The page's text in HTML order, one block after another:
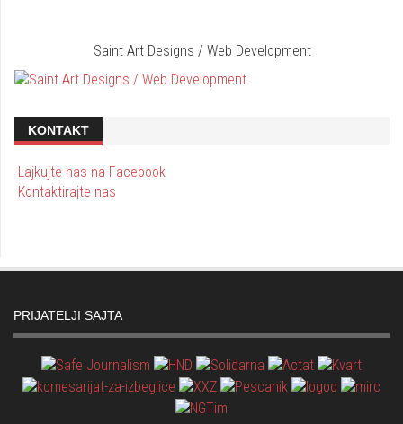
Saint Art Designs / Web Development
KONTAKT
Lajkujte nas na Facebook
Kontaktirajte nas
PRIJATELJI SAJTA